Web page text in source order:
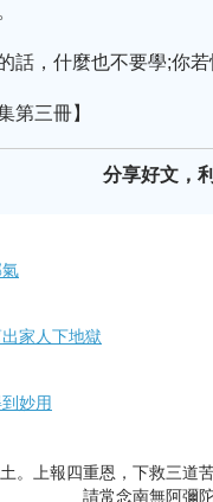
話，什麼也不要學;你
第三冊】
分享好文，
家人下地獄
妙用
。上報四重恩，下救三道
請常念南無阿彌